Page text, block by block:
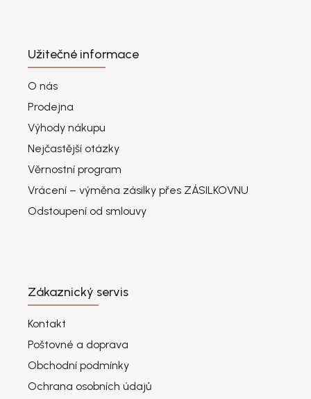
Užitečné informace
O nás
Prodejna
Výhody nákupu
Nejčastější otázky
Věrnostní program
Vrácení – výměna zásilky přes ZÁSILKOVNU
Odstoupení od smlouvy
Zákaznický servis
Kontakt
Poštovné a doprava
Obchodní podmínky
Ochrana osobních údajů